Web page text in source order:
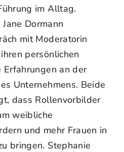
im Alltag.
Dormann
mit Moderatorin
persönlichen
an der
Unternehmens. Beide
dass Rollenvorbilder
weibliche
und mehr Frauen in
bringen. Stephanie